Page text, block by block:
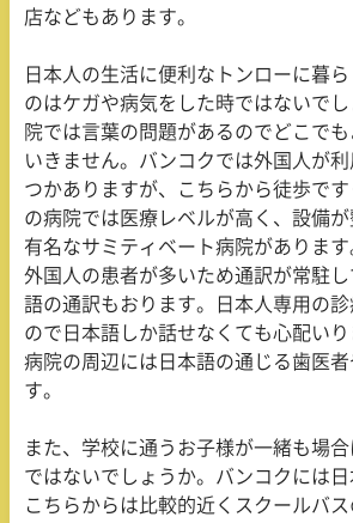
店などもあります。
日本人の生活に便利なトンローに暮
のはケガや病気をした時ではないで
院では言葉の問題があるのでどこで
いきません。バンコクでは外国人が利
つかありますが、こちらから徒歩で
の病院では医療レベルが高く、設備
有名なサミティベート病院がありま
外国人の患者が多いため通訳が常駐
語の通訳もおります。日本人専用の
ので日本語しか話せなくても心配いり
病院の周辺には日本語の通じる歯医
す。
また、学校に通うお子様が一緒も場
ではないでしょうか。バンコクには日
こちらからは比較的近くスクールバ